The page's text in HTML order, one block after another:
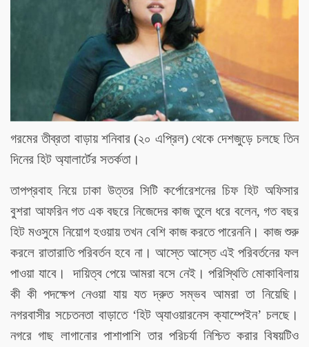
গরমের তীব্রতা বাড়ায় শনিবার (২০ এপ্রিল) থেকে দেশজুড়ে চলছে তিন
দিনের হিট অ্যালার্টের সতর্কতা।
তাপপ্রবাহ নিয়ে ঢাকা উত্তর সিটি কর্পোরেশনের চিফ হিট অফিসার
বুশরা আফরিন গত এক বছরে নিজেদের কাজ তুলে ধরে বলেন, গত বছর
হিট মওসুমে নিয়োগ হওয়ায় তখন বেশি কাজ করতে পারেননি। কাজ শুরু
করলে রাতারাতি পরিবর্তন হবে না। আস্তে আস্তে এই পরিবর্তনের ফল
পাওয়া যাবে। দায়িত্ব পেয়ে আমরা বসে নেই। পরিস্থিতি মোকাবিলায়
কী কী পদক্ষেপ নেওয়া যায় যত দ্রুত সম্ভব আমরা তা নিয়েছি।
নগরবাসীর সচেতনতা বাড়াতে ‘হিট অ্যাওয়ারনেস ক্যাম্পেইন’ চলছে।
নগরে গাছ লাগানোর পাশাপাশি তার পরিচর্যা নিশ্চিত করার বিষয়টিও